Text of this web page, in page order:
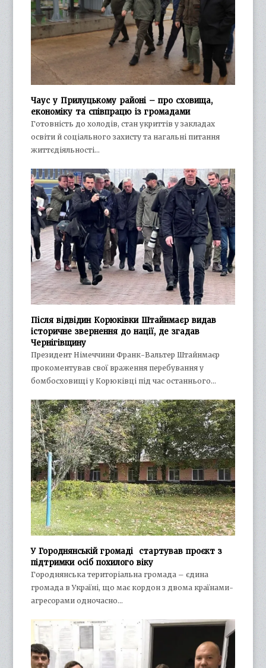
Чаус у Прилуцькому районі – про сховища,
економіку та співпрацю із громадами
Готовність до холодів, стан укриттів у закладах
освіти й соціального захисту та нагальні питання
життєдіяльності…
Після відвідин Корюківки Штайнмаєр видав
історичне звернення до нації, де згадав
Чернігівщину
Президент Німеччини Франк-Вальтер Штайнмаєр
прокоментував свої враження перебування у
бомбосховищі у Корюківці під час останнього…
У Городнянській громаді стартував проєкт з
підтримки осіб похилого віку
Городнянська територіальна громада – єдина
громада в Україні, що має кордон з двома країнами-
агресорами одночасно…